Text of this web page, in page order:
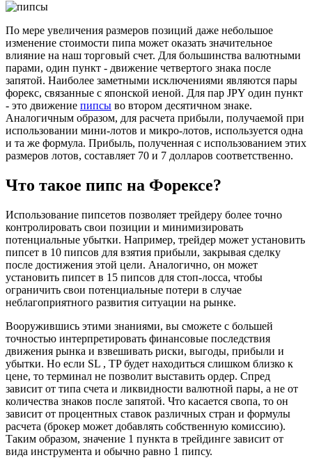
По мере увеличения размеров позиций даже небольшое
изменение стоимости пипа может оказать значительное
влияние на наш торговый счет. Для большинства валютными
парами, один пункт - движение четвертого знака после
запятой. Наиболее заметными исключениями являются пары
форекс, связанные с японской иеной. Для пар JPY один пункт
- это движение пипсы во втором десятичном знаке.
Аналогичным образом, для расчета прибыли, получаемой при
использовании мини-лотов и микро-лотов, используется одна
и та же формула. Прибыль, полученная с использованием этих
размеров лотов, составляет 70 и 7 долларов соответственно.
Что такое пипс на Форексе?
Использование пипсетов позволяет трейдеру более точно
контролировать свои позиции и минимизировать
потенциальные убытки. Например, трейдер может установить
пипсет в 10 пипсов для взятия прибыли, закрывая сделку
после достижения этой цели. Аналогично, он может
установить пипсет в 15 пипсов для стоп-лосса, чтобы
ограничить свои потенциальные потери в случае
неблагоприятного развития ситуации на рынке.
Вооружившись этими знаниями, вы сможете с большей
точностью интерпретировать финансовые последствия
движения рынка и взвешивать риски, выгоды, прибыли и
убытки. Но если SL , TP будет находиться слишком близко к
цене, то терминал не позволит выставить ордер. Спред
зависит от типа счета и ликвидности валютной пары, а не от
количества знаков после запятой. Что касается свопа, то он
зависит от процентных ставок различных стран и формулы
расчета (брокер может добавлять собственную комиссию).
Таким образом, значение 1 пункта в трейдинге зависит от
вида инструмента и обычно равно 1 пипсу.